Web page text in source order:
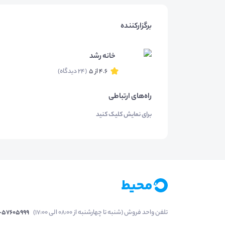
برگزارکننده
خانه رشد
4.6 از 5 (24 دیدگاه)
راه‌های ارتباطی
برای نمایش کلیک کنید
تلفن واحد فروش (شنبه تا چهارشنبه از 08:00 الی 17:00) 57605999